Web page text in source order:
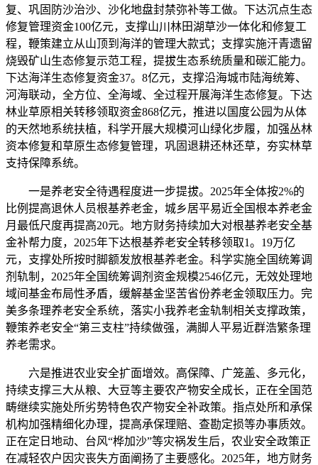
复、巩固防沙治沙、沙化地盘封禁弥补等工做。下达沉点生态
修复管理资金100亿元，支撑山川林田湖草沙一体化和修复工
程，鞭策建立从山顶到海洋的管理大款式；支撑实施汗青遗留
烧毁矿山生态修复示范工程，提拔生态系统质量和碳汇能力。
下达海洋生态修复资金37。8亿元，支撑沿海城市陆海统筹、
河海联动，全方位、全海域、全过程开展海洋生态修复。下达
林业草原相关转移领取资金868亿元，推进以国度公园为从体
的天然地系统扶植，科学开展大规模河山绿化步履，加强丛林
资本修复和草原生态修复管理，巩固退耕还林还草，夯实林草
支持保障系统。
一是养老安全待遇程度进一步提拔。2025年全体按2%的
比例提高退休人员根基养老金，城乡居平易近全国根本养老金
月最低尺度再提高20元。地方财务持续加大对根基养老安全基
金补帮力度，2025年下达根基养老安全转移领取1。19万亿
元，支撑处所按时脚额发放根基养老金。科学实施全国统筹调
剂轨制，2025年全国统筹调剂资金规模2546亿元，无效处理地
域间基金布局性矛盾，缓解基金坚苦省份养老金领取压力。完
美多条理养老安全系统，落实小我养老金轨制相关支撑政策，
鞭策养老安全“第三支柱”持续做强，满脚人平易近群浩繁条理
养老需求。
六是推进农业安全扩面增效。高保障、广笼盖、多元化，
持续支撑三大从粮、大豆等主要农产物安全成长，正在全国范
畴继续实施处所劣势特色农产物安全补政策。指点处所和承保
机构加强精细化办理，提高承保理赔、查勘定损等办事质效。
正在定日地动、台风“桦加沙”等灾祸发生后，农业安全政策正
在减轻农户因灾丧失方面阐扬了主要感化。2025年，地方财务